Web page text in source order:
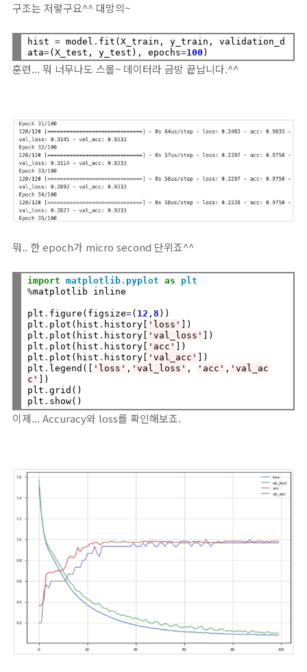
구조는 저렇구요^^ 대망의~
hist = model . fit(X_train, y_train, validation_d
ata=(X_test, y_test), epochs=100
훈련... 뭐 너무나도 스몰~ 데이터라 금방 끝납니다.^^
뭐.. 한 epoch가 micro second 단위죠^^
import matplotlib.pyplot as
plt
%matplotlib inline
plt . figure(figsize=( 12 ,8 ))
plt . plot(hist . history[ 'loss'
])
plt . plot(hist . history[ 'val_loss'
])
plt . plot(hist . history[ 'acc'
])
plt . plot(hist . history[ 'val_acc'
])
plt . legend([ 'loss' , 'val_loss' , 'acc' , 'val_ac
c'
])
plt .grid()
plt .
이제... Accuracy와 loss를 확인해보죠.